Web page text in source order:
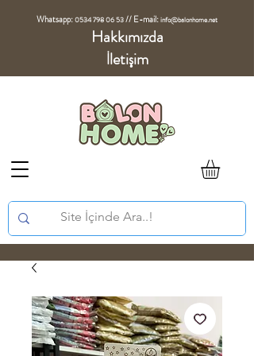
Whatsapp:0534 798 06 53//E-mail:info@balonhome.net
Hakkımızda
İletişim